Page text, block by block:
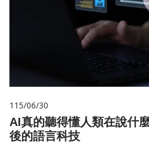
115/06/30
AI真的聽得懂人類在說什
後的語言科技